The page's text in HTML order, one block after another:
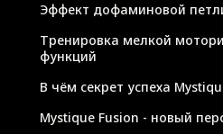
Эффект дофаминовой
Тренировка мелкой
функций
В чём секрет успеха
Mystique Fusion - новый